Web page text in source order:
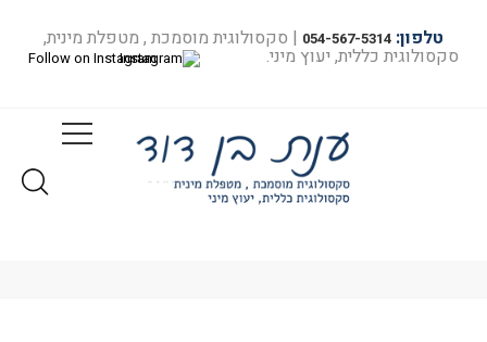
טלפון: 054-567-5314 | סקסולוגית מוסמכת , מטפלת מינית,
סקסולוגית כללית, יעוץ מיני. Follow on Instagram